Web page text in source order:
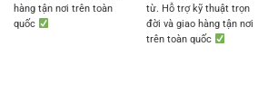
hàng tận nơi trên toàn
quốc
từ. Hỗ trợ kỹ thuật trọn
đời và giao hàng tận nơi
trên toàn quốc